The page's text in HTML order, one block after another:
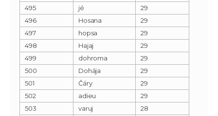
495
jé
29
496
Hosana
29
497
hopsa
29
498
Hajaj
29
499
dohroma
29
500
Dohája
29
501
Čáry
29
502
adieu
29
503
varuj
28